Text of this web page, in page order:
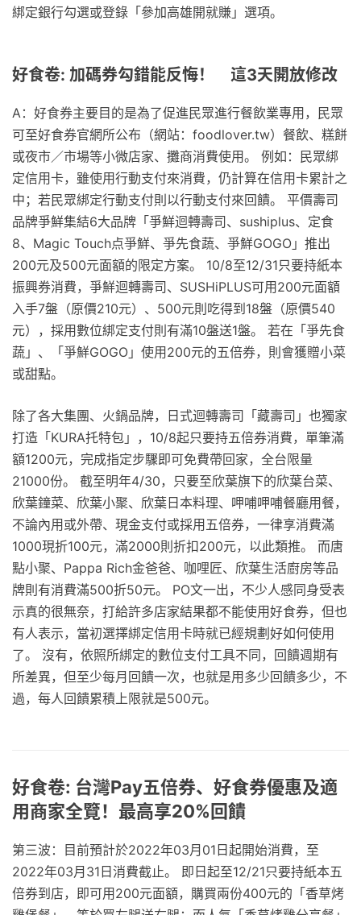
綁定銀行勾選或登錄「參加高雄開就賺」選項。
好食卷: 加碼券勾錯能反悔！ 這3天開放修改
A：好食券主要目的是為了促進民眾進行餐飲業專用，民眾
可至好食券官網所公布（網站：foodlover.tw）餐飲、糕餅
或夜市／市場等小微店家、攤商消費使用。 例如：民眾綁
定信用卡，雖使用行動支付來消費，仍計算在信用卡累計之
中；若民眾綁定行動支付則以行動支付來回饋。 平價壽司
品牌爭鮮集結6大品牌「爭鮮迴轉壽司、sushiplus、定食
8、Magic Touch点爭鮮、爭先食蔬、爭鮮GOGO」推出
200元及500元面額的限定方案。 10/8至12/31只要持紙本
振興券消費，爭鮮迴轉壽司、SUSHiPLUS可用200元面額
入手7盤（原價210元）、500元則吃得到18盤（原價540
元），採用數位綁定支付則有滿10盤送1盤。 若在「爭先食
蔬」、「爭鮮GOGO」使用200元的五倍券，則會獲贈小菜
或甜點。
除了各大集團、火鍋品牌，日式迴轉壽司「藏壽司」也獨家
打造「KURA托特包」，10/8起只要持五倍券消費，單筆滿
額1200元，完成指定步驟即可免費帶回家，全台限量
21000份。 截至明年4/30，只要至欣葉旗下的欣葉台菜、
欣葉鐘菜、欣葉小聚、欣葉日本料理、呷哺呷哺餐廳用餐，
不論內用或外帶、現金支付或採用五倍券，一律享消費滿
1000現折100元，滿2000則折扣200元，以此類推。 而唐
點小聚、Pappa Rich金爸爸、咖哩匠、欣葉生活廚房等品
牌則有消費滿500折50元。 PO文一出，不少人感同身受表
示真的很無奈，打給許多店家結果都不能使用好食券，但也
有人表示，當初選擇綁定信用卡時就已經規劃好如何使用
了。 沒有，依照所綁定的數位支付工具不同，回饋週期有
所差異，但至少每月回饋一次，也就是用多少回饋多少，不
過，每人回饋累積上限就是500元。
好食卷: 台灣Pay五倍券、好食券優惠及適
用商家全覽！最高享20%回饋
第三波：目前預計於2022年03月01日起開始消費，至
2022年03月31日消費截止。 即日起至12/21只要持紙本五
倍券到店，即可用200元面額，購買兩份400元的「香草烤